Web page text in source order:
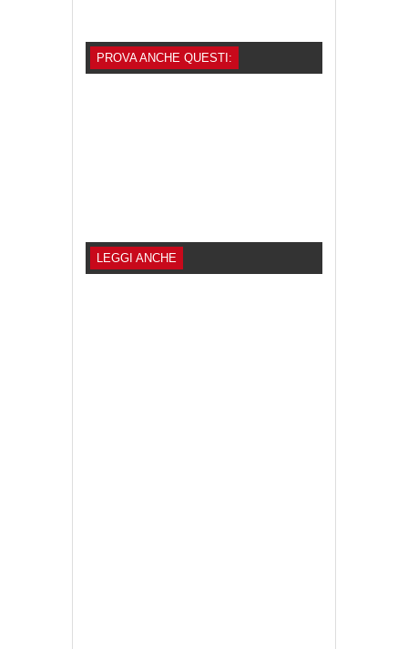
PROVA ANCHE QUESTI:
LEGGI ANCHE